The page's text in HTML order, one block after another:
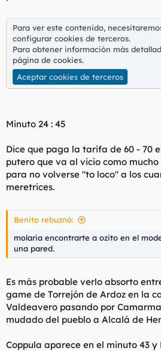
Para ver este contenido,
configurar cookies de terceros.
Para obtener información más
página de cookies.
Aceptar cookies de terceros
Minuto 24 : 45
Dice que paga la tarifa de 60 - 70
putero que va al vicio como
para no volverse "to loco" a los
meretrices.
Benito rebuznó:
molaria encontrarte a ozito en el
una pared.
Es más probable verlo absorto
game de Torrejón de Ardoz en la
Valdeavero pasando por
mudado del pueblo a Alcalá de
Coppula aparece en el minuto 43 y